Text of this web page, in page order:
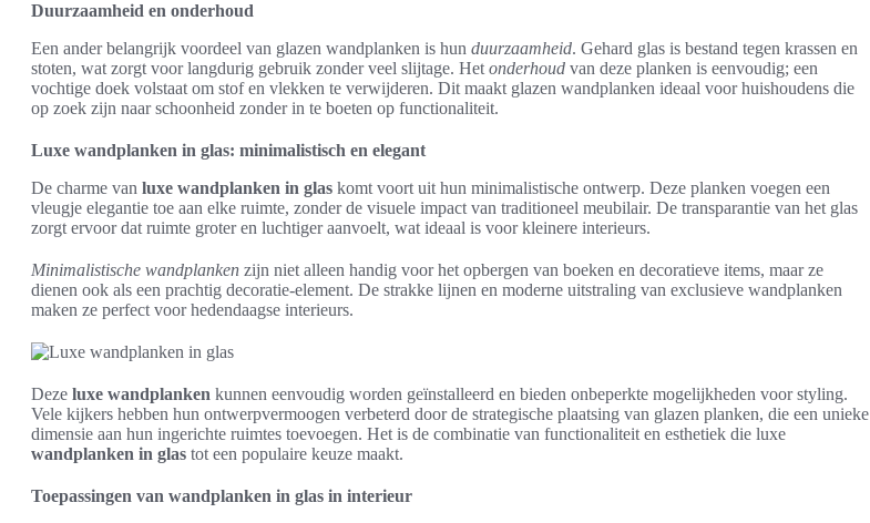
Duurzaamheid en onderhoud
Een ander belangrijk voordeel van glazen wandplanken is hun duurzaamheid. Gehard glas is bestand tegen krassen en
stoten, wat zorgt voor langdurig gebruik zonder veel slijtage. Het onderhoud van deze planken is eenvoudig; een
vochtige doek volstaat om stof en vlekken te verwijderen. Dit maakt glazen wandplanken ideaal voor huishoudens die
op zoek zijn naar schoonheid zonder in te boeten op functionaliteit.
Luxe wandplanken in glas: minimalistisch en elegant
De charme van luxe wandplanken in glas komt voort uit hun minimalistische ontwerp. Deze planken voegen een
vleugje elegantie toe aan elke ruimte, zonder de visuele impact van traditioneel meubilair. De transparantie van het glas
zorgt ervoor dat ruimte groter en luchtiger aanvoelt, wat ideaal is voor kleinere interieurs.
Minimalistische wandplanken zijn niet alleen handig voor het opbergen van boeken en decoratieve items, maar ze
dienen ook als een prachtig decoratie-element. De strakke lijnen en moderne uitstraling van exclusieve wandplanken
maken ze perfect voor hedendaagse interieurs.
Deze luxe wandplanken kunnen eenvoudig worden geïnstalleerd en bieden onbeperkte mogelijkheden voor styling.
Vele kijkers hebben hun ontwerpvermoogen verbeterd door de strategische plaatsing van glazen planken, die een unieke
dimensie aan hun ingerichte ruimtes toevoegen. Het is de combinatie van functionaliteit en esthetiek die luxe
wandplanken in glas tot een populaire keuze maakt.
Toepassingen van wandplanken in glas in interieur